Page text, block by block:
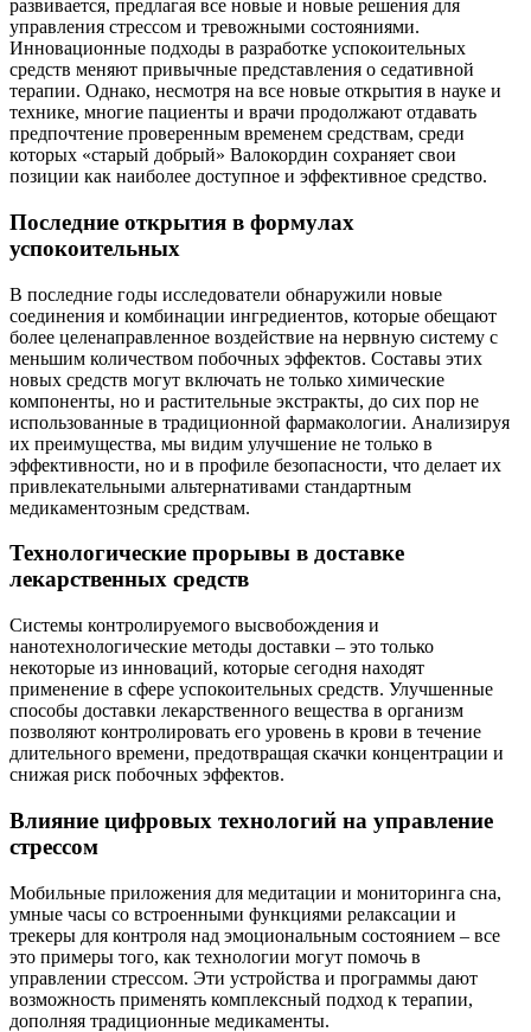
развивается, предлагая все новые и новые решения для
управления стрессом и тревожными состояниями.
Инновационные подходы в разработке успокоительных
средств меняют привычные представления о седативной
терапии. Однако, несмотря на все новые открытия в науке и
технике, многие пациенты и врачи продолжают отдавать
предпочтение проверенным временем средствам, среди
которых «старый добрый» Валокордин сохраняет свои
позиции как наиболее доступное и эффективное средство.
Последние открытия в формулах
успокоительных
В последние годы исследователи обнаружили новые
соединения и комбинации ингредиентов, которые обещают
более целенаправленное воздействие на нервную систему с
меньшим количеством побочных эффектов. Составы этих
новых средств могут включать не только химические
компоненты, но и растительные экстракты, до сих пор не
использованные в традиционной фармакологии. Анализируя
их преимущества, мы видим улучшение не только в
эффективности, но и в профиле безопасности, что делает их
привлекательными альтернативами стандартным
медикаментозным средствам.
Технологические прорывы в доставке
лекарственных средств
Системы контролируемого высвобождения и
нанотехнологические методы доставки – это только
некоторые из инноваций, которые сегодня находят
применение в сфере успокоительных средств. Улучшенные
способы доставки лекарственного вещества в организм
позволяют контролировать его уровень в крови в течение
длительного времени, предотвращая скачки концентрации и
снижая риск побочных эффектов.
Влияние цифровых технологий на управление
стрессом
Мобильные приложения для медитации и мониторинга сна,
умные часы со встроенными функциями релаксации и
трекеры для контроля над эмоциональным состоянием – все
это примеры того, как технологии могут помочь в
управлении стрессом. Эти устройства и программы дают
возможность применять комплексный подход к терапии,
дополняя традиционные медикаменты.